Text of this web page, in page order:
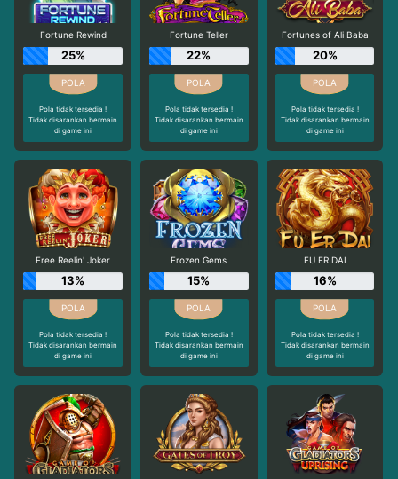
Fortune Rewind
25%
Pola tidak tersedia !
Tidak disarankan bermain
di game ini
Fortune Teller
22%
Pola tidak tersedia !
Tidak disarankan bermain
di game ini
Fortunes of Ali Baba
20%
Pola tidak tersedia !
Tidak disarankan bermain
di game ini
Free Reelin' Joker
13%
Pola tidak tersedia !
Tidak disarankan bermain
di game ini
Frozen Gems
15%
Pola tidak tersedia !
Tidak disarankan bermain
di game ini
FU ER DAI
16%
Pola tidak tersedia !
Tidak disarankan bermain
di game ini